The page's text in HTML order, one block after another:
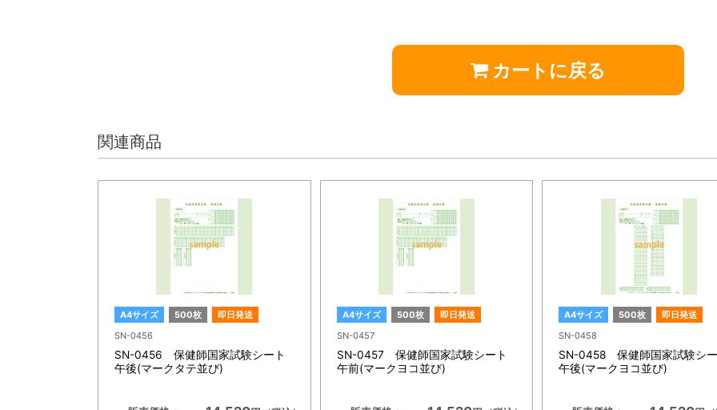
カートに戻る
関連商品
A4サイズ 500枚
即日発送
SN-0456
SN-0456 保健師国家試験シート
午後(マークタテ並び)
A4サイズ 500枚
即日発送
SN-0457
SN-0457 保健師国家試験シート
午前(マークヨコ並び)
A4サイズ 500枚
即日発送
SN-0458
SN-0458 保健師国家試験シー
午後(マークヨコ並び)